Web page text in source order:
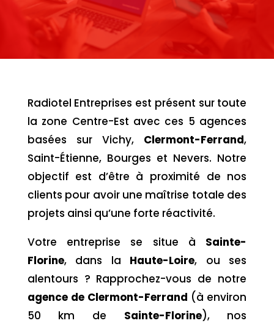
Radiotel Entreprises est présent sur toute
la zone Centre-Est avec ces 5 agences
basées sur Vichy, Clermont-Ferrand,
Saint-Étienne, Bourges et Nevers. Notre
objectif est d’être à proximité de nos
clients pour avoir une maîtrise totale des
projets ainsi qu’une forte réactivité.
Votre entreprise se situe à Sainte-
Florine, dans la Haute-Loire,
ou ses
alentours ? Rapprochez-vous de notre
agence de Clermont-Ferrand (à environ
50 km de Sainte-Florine), nos